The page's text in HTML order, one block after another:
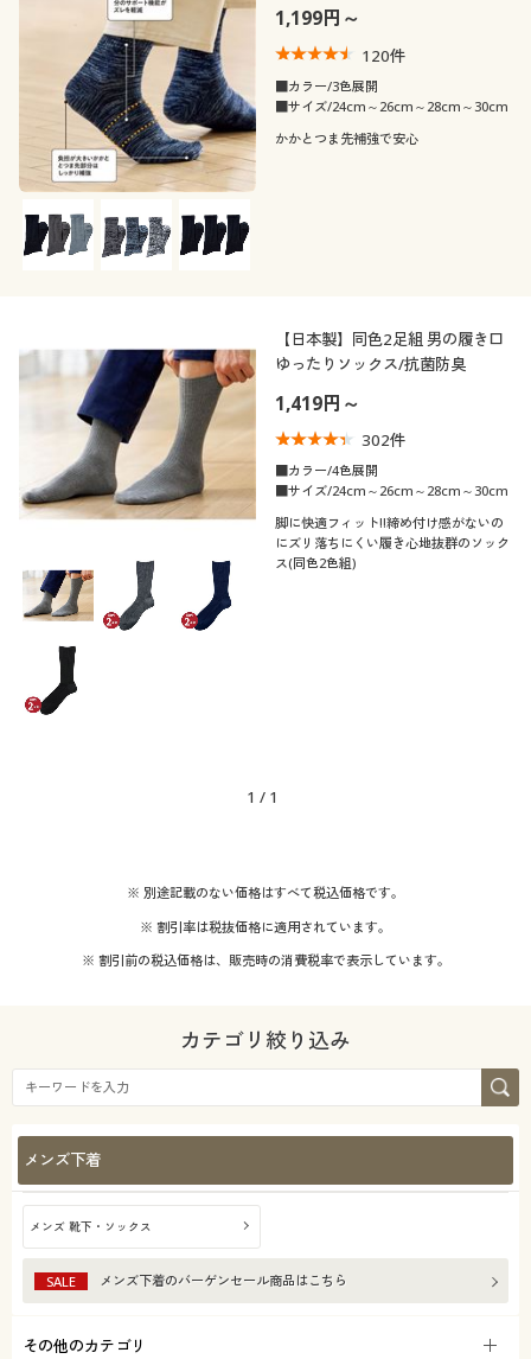
1,199円～
120件
■カラー/3色展開
■サイズ/24cm～26cm～28cm～30cm
かかとつま先補強で安心
【日本製】同色2足組 男の履き口
ゆったりソックス/抗菌防臭
1,419円～
302件
■カラー/4色展開
■サイズ/24cm～26cm～28cm～30cm
脚に快適フィット!!締め付け感がないの
にズリ落ちにくい履き心地抜群のソック
ス(同色2色組)
1 / 1
※ 別途記載のない価格はすべて税込価格です。
※ 割引率は税抜価格に適用されています。
※ 割引前の税込価格は、販売時の消費税率で表示しています。
カテゴリ絞り込み
メンズ下着
メンズ 靴下・ソックス
SALE メンズ下着のバーゲンセール商品はこちら
その他のカテゴリ